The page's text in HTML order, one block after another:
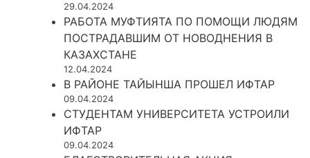
29.04.2024
РАБОТА МУФТИЯТА ПО ПОМОЩИ ЛЮДЯМ
ПОСТРАДАВШИМ ОТ НОВОДНЕНИЯ В
КАЗАХСТАНЕ
12.04.2024
В РАЙОНЕ ТАЙЫНША ПРОШЕЛ ИФТАР
09.04.2024
СТУДЕНТАМ УНИВЕРСИТЕТА УСТРОИЛИ
ИФТАР
09.04.2024